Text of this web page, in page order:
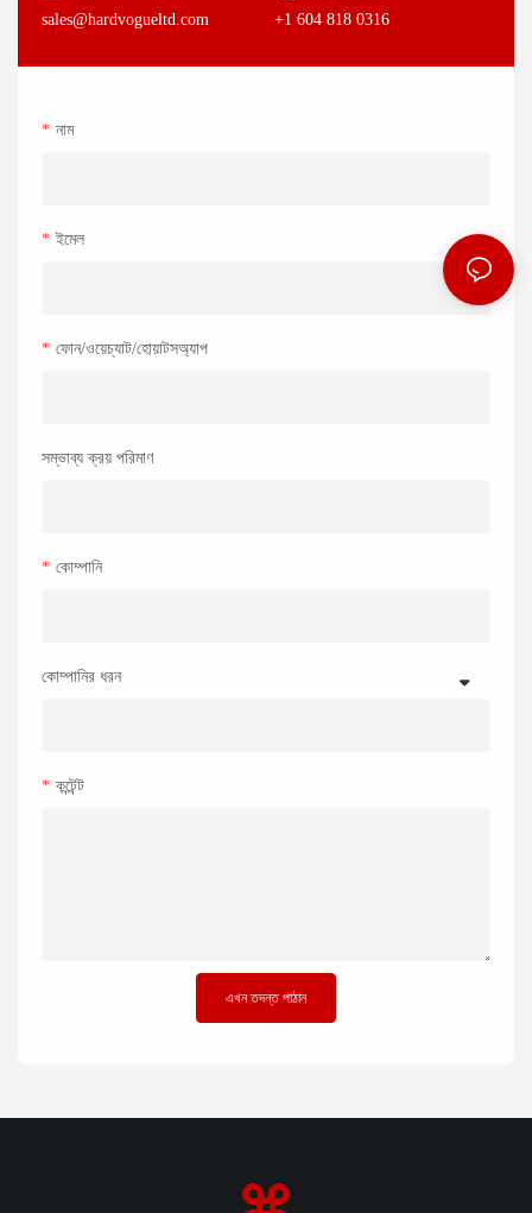
sales@hardvogueltd.com +1 604 818 0316
নাম
ইমেল
ফোন/ওয়েচ্যাট/হোয়াটসঅ্যাপ
সম্ভাব্য ক্রয় পরিমাণ
কোম্পানি
কোম্পানির ধরন
কন্টেন্ট
এখন তদন্ত পাঠান